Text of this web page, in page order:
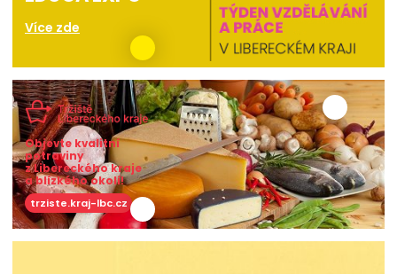
Více zde
Objevte kvalitní
potraviny
z Libereckého kraje
a blízkého okolí!
trziste.kraj-lbc.cz